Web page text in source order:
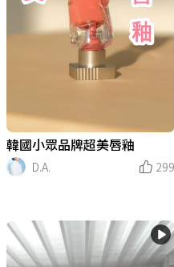
韓國小眾品牌超美唇釉
D.A.
299